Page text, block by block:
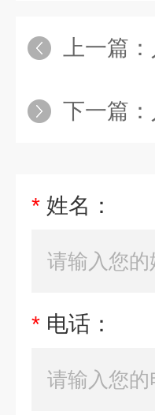
上一篇：
下一篇：
* 姓名：
* 电话：